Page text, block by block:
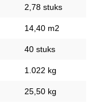
2,78 stuks
14,40 m2
40 stuks
1.022 kg
25,50 kg